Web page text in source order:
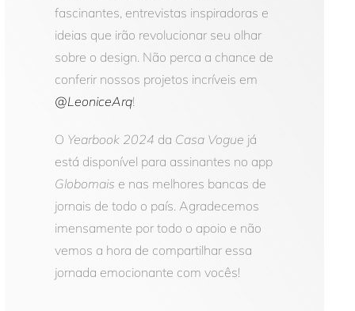
fascinantes, entrevistas inspiradoras e
ideias que irão revolucionar seu olhar
sobre o design. Não perca a chance de
conferir nossos projetos incríveis em
@LeoniceArq!
O Yearbook 2024 da Casa Vogue já
está disponível para assinantes no app
Globomais e nas melhores bancas de
jornais de todo o país. Agradecemos
imensamente por todo o apoio e não
vemos a hora de compartilhar essa
jornada emocionante com vocês!